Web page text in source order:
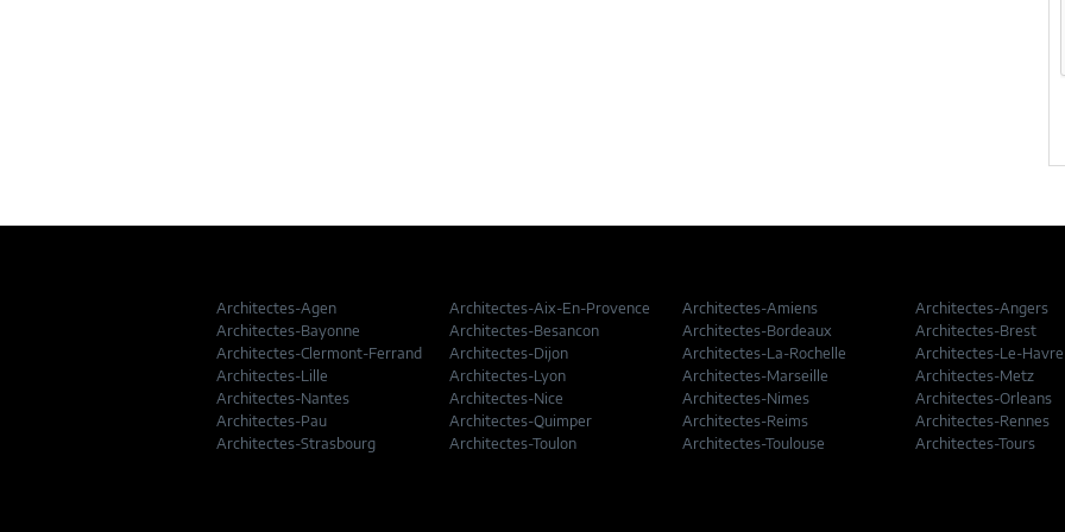
Architectes-Agen Architectes-Aix-En-Provence Architectes-Amiens Architectes-Angers
Architectes-Bayonne
Architectes-Besancon Architectes-Bordeaux Architectes-Brest
Architectes-Clermont-Ferrand
Architectes-Dijon Architectes-La-Rochelle Architectes-Le-Havre
Architectes-Lille
Architectes-Lyon Architectes-Marseille Architectes-Metz
Architectes-Nantes
Architectes-Nice Architectes-Nimes Architectes-Orleans
Architectes-Pau
Architectes-Quimper Architectes-Reims Architectes-Rennes
Architectes-Strasbourg
Architectes-Toulon Architectes-Toulouse Architectes-Tours